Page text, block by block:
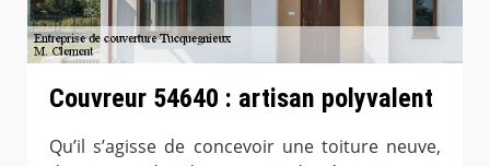
Couvreur 54640 : artisan polyvalent
Qu’il s’agisse de concevoir une toiture neuve,